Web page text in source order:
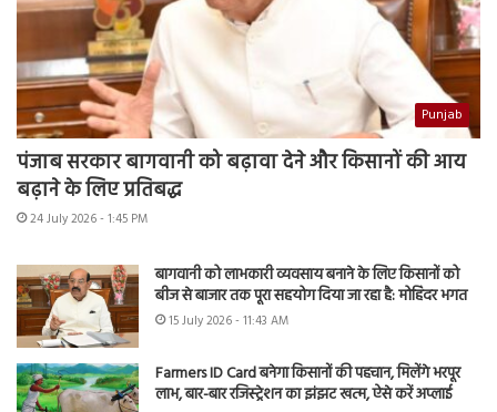
Punjab
पंजाब सरकार बागवानी को बढ़ावा देने और किसानों की आय
बढ़ाने के लिए प्रतिबद्ध
24 July 2026 - 1:45 PM
बागवानी को लाभकारी व्यवसाय बनाने के लिए किसानों को
बीज से बाजार तक पूरा सहयोग दिया जा रहा है: मोहिंदर भगत
15 July 2026 - 11:43 AM
Farmers ID Card बनेगा किसानों की पहचान, मिलेंगे भरपूर
लाभ, बार-बार रजिस्ट्रेशन का झंझट खत्म, ऐसे करें अप्लाई